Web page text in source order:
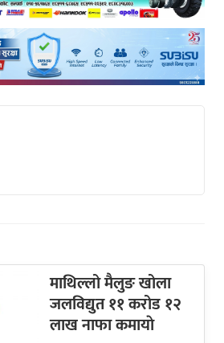
माथिल्लो मैलुङ खोला
जलविद्युत ११ करोड १२
लाख नाफा कमायाे